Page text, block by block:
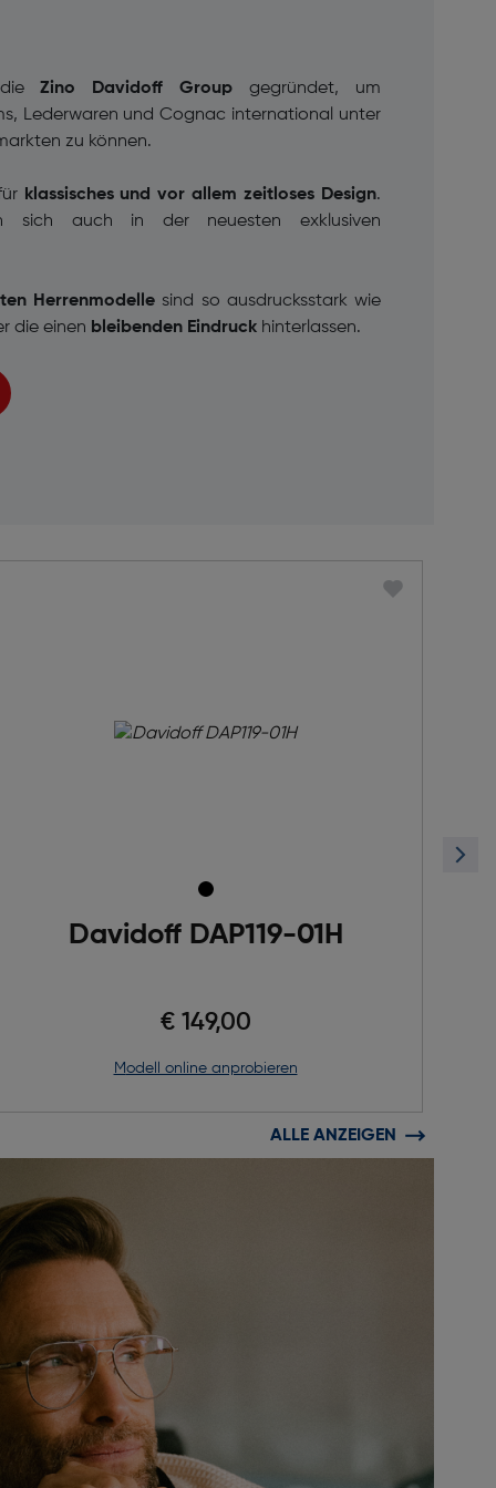
Zino Davidoff Group gegründet, um
Lederwaren und Cognac international unter
zu können.
klassisches und vor allem zeitloses Design.
sich auch in der neuesten exklusiven
Herrenmodelle sind so ausdrucksstark wie
die einen bleibenden Eindruck hinterlassen.
Davidoff DAP119-01H
€ 149,00
Modell online anprobieren
ALLE ANZEIGEN